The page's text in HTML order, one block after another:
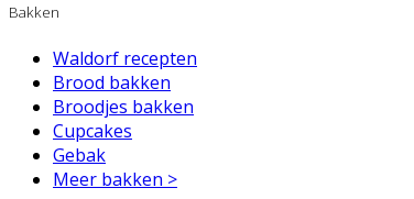
Bakken
Waldorf recepten
Brood bakken
Broodjes bakken
Cupcakes
Gebak
Meer bakken >